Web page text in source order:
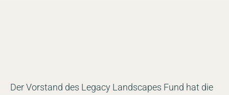
Der Vorstand des Legacy Landscapes Fund hat die